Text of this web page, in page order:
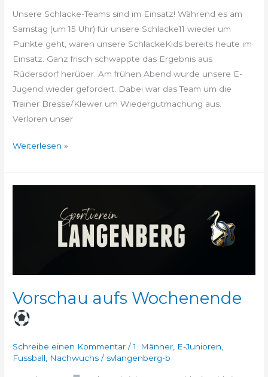
Unsere Schlacke-Teams sind im Einsatz! Während es am
Samstag (um 15 Uhr) für unsere Schlacke11 wieder um
Punkte geht, waren unsere SchlackeKids bereits heute im
Einsatz. Ganz frisch schwappte das Ergebnis aus
Rüdersdorf herüber. Am frühen Abend wurde unsere E-
Jugend wieder gefordert. Dabei war das Team um die
Trainer Bresse/Klewer um Wiedergutmachung aus.
Verloren unser
Weiterlesen »
Vorschau aufs Wochenende
Schreibe einen Kommentar /1. Männer E-Junioren
Fussball
Nachwuchs / svlangenberg-b
Wochenende